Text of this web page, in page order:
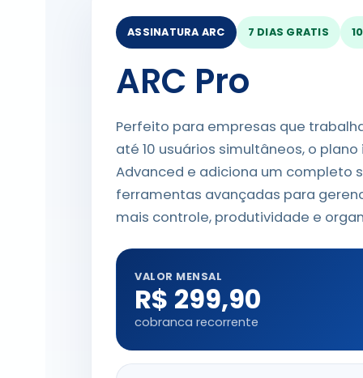
ASSINATURA ARC 7 DIAS GRATIS
ARC Pro
Perfeito para empresas que
até 10 usuários simultâneos, o
Advanced e adiciona um completo
ferramentas avançadas para
mais controle, produtividade e
VALOR MENSAL
R$ 299,90
cobranca recorrente